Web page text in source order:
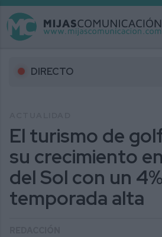
DIRECTO
El turismo de
su crecimiento
del Sol con un
temporada alta